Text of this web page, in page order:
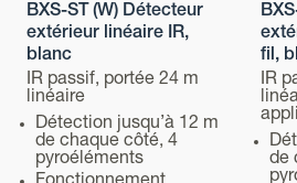
Classification de
Caractéristiques
Alimentation
BXS-ST (W) Détecteur
extérieur linéaire IR,
blanc
IR passif, portée 24 m
linéaire
Détection jusqu’à 12 m
de chaque côté, 4
pyroéléments
fil,
IR
de